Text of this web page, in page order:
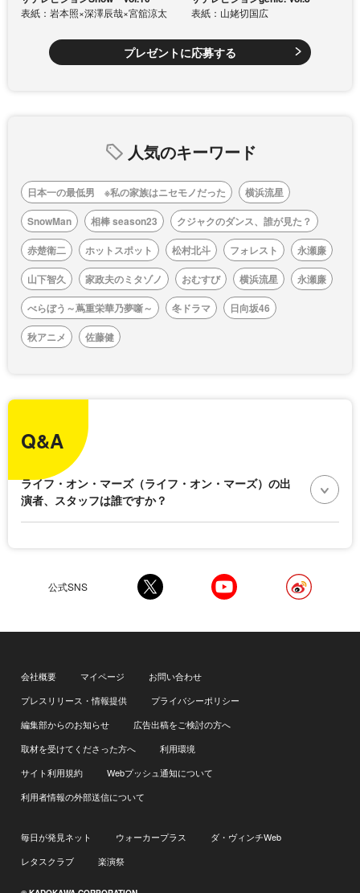
表紙：岩本照×深澤辰哉×宮舘涼太 表紙：山姥切国広
プレゼントに応募する
人気のキーワード
日本一の最低男 ※私の家族はニセモノだった
横浜流星
SnowMan
相棒 season23
クジャクのダンス、誰が見た？
赤楚衛二
ホットスポット 松村北斗 フォレスト
永瀬廉
山下智久
家政夫のミタゾノ おむすび 横浜流星
永瀬廉
べらぼう～蔦重栄華乃夢噺～
冬ドラマ
日向坂46
秋アニメ
佐藤健
Q&A
ライフ・オン・マーズ（ライフ・オン・マーズ）の出
演者、スタッフは誰ですか？
公式SNS
会社概要 マイページ
お問い合わせ
プレスリリース・情報提供
プライバシーポリシー
編集部からのお知らせ
広告出稿をご検討の方へ
取材を受けてくださった方へ
利用環境
サイト利用規約
Webプッシュ通知について
利用者情報の外部送信について
毎日が発見ネット ウォーカープラス
ダ・ヴィンチWeb
レタスクラブ
楽演祭